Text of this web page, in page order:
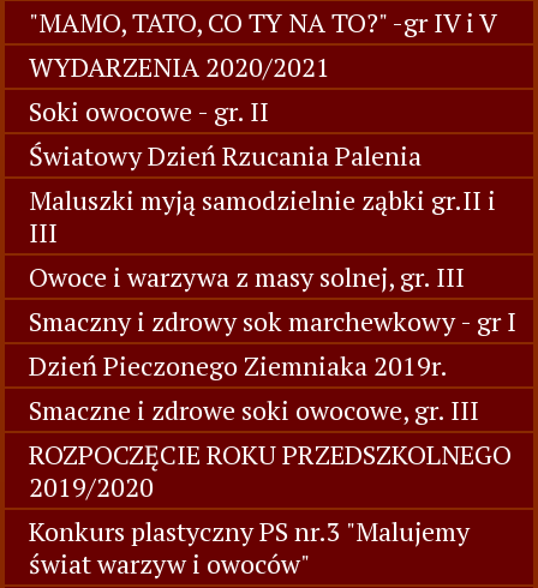
"MAMO, TATO, CO TY NA TO?" -gr IV i V
WYDARZENIA 2020/2021
Soki owocowe - gr. II
Światowy Dzień Rzucania Palenia
Maluszki myją samodzielnie ząbki gr.II i
III
Owoce i warzywa z masy solnej, gr. III
Smaczny i zdrowy sok marchewkowy - gr I
Dzień Pieczonego Ziemniaka 2019r.
Smaczne i zdrowe soki owocowe, gr. III
ROZPOCZĘCIE ROKU PRZEDSZKOLNEGO
2019/2020
Konkurs plastyczny PS nr.3 "Malujemy
świat warzyw i owoców"